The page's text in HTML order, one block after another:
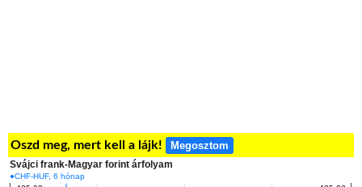
Oszd meg, mert kell a lájk! Megosztom